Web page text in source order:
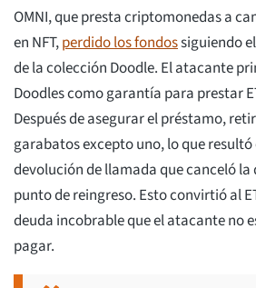
OMNI, que presta criptomonedas a
en NFT,perdido los fondossiguiendo
de la colección Doodle. El atacante
Doodles como garantía para prestar
Después de asegurar el préstamo,
garabatos excepto uno, lo que
devolución de llamada que canceló la
punto de reingreso. Esto convirtió al
deuda incobrable que el atacante no
pagar.